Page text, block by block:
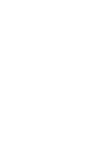
Ihre
mit der
als Tierarzt
Stelle prüft, ob
ist. Die
wenn es
zwischen
und
gibt.